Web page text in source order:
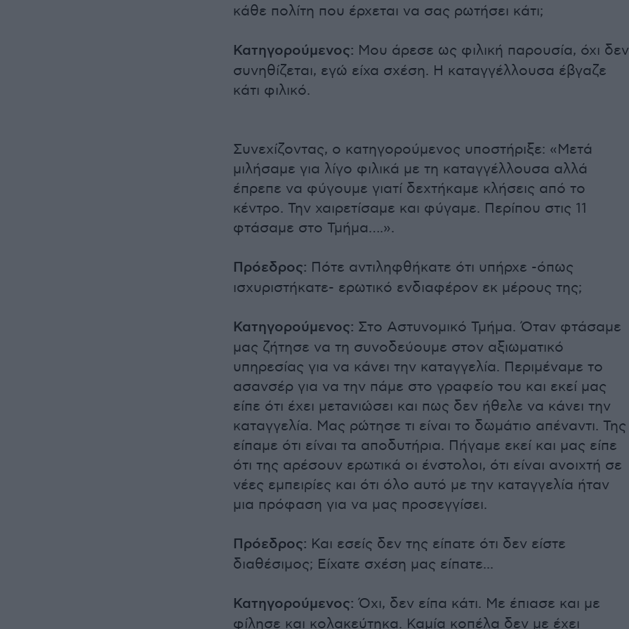
κάθε πολίτη που έρχεται να σας ρωτήσει κάτι;
Κατηγορούμενος: Μου άρεσε ως φιλική παρουσία, όχι δεν
συνηθίζεται, εγώ είχα σχέση. Η καταγγέλλουσα έβγαζε
κάτι φιλικό.
Συνεχίζοντας, ο κατηγορούμενος υποστήριξε: «Μετά
μιλήσαμε για λίγο φιλικά με τη καταγγέλλουσα αλλά
έπρεπε να φύγουμε γιατί δεχτήκαμε κλήσεις από το
κέντρο. Την χαιρετίσαμε και φύγαμε. Περίπου στις 11
φτάσαμε στο Τμήμα….».
Πρόεδρος: Πότε αντιληφθήκατε ότι υπήρχε -όπως
ισχυριστήκατε- ερωτικό ενδιαφέρον εκ μέρους της;
Κατηγορούμενος: Στο Αστυνομικό Τμήμα. Όταν φτάσαμε
μας ζήτησε να τη συνοδεύουμε στον αξιωματικό
υπηρεσίας για να κάνει την καταγγελία. Περιμέναμε το
ασανσέρ για να την πάμε στο γραφείο του και εκεί μας
είπε ότι έχει μετανιώσει και πως δεν ήθελε να κάνει την
καταγγελία. Μας ρώτησε τι είναι το δωμάτιο απέναντι. Της
είπαμε ότι είναι τα αποδυτήρια. Πήγαμε εκεί και μας είπε
ότι της αρέσουν ερωτικά οι ένστολοι, ότι είναι ανοιχτή σε
νέες εμπειρίες και ότι όλο αυτό με την καταγγελία ήταν
μια πρόφαση για να μας προσεγγίσει.
Πρόεδρος: Και εσείς δεν της είπατε ότι δεν είστε
διαθέσιμος; Είχατε σχέση μας είπατε...
Κατηγορούμενος: Όχι, δεν είπα κάτι. Με έπιασε και με
φίλησε και κολακεύτηκα. Καμία κοπέλα δεν με έχει